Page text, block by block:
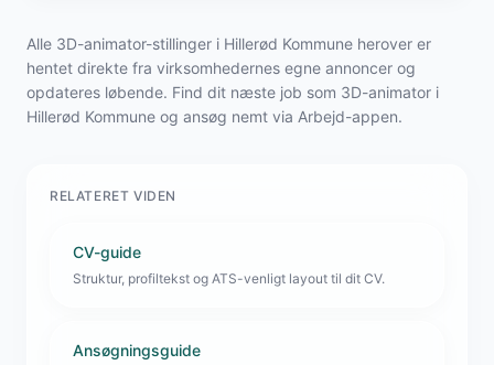
Alle 3D-animator-stillinger i Hillerød Kommune herover er
hentet direkte fra virksomhedernes egne annoncer og
opdateres løbende. Find dit næste job som 3D-animator i
Hillerød Kommune og ansøg nemt via Arbejd-appen.
RELATERET VIDEN
CV-guide
Struktur, profiltekst og ATS-venligt layout til dit CV.
Ansøgningsguide